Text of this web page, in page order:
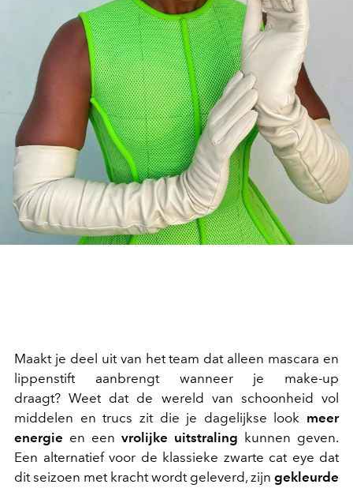
Maakt je deel uit van het team dat alleen mascara en
lippenstift
aanbrengt wanneer je make-up
draagt? Weet dat de wereld van schoonheid vol
middelen en trucs zit die je dagelijkse look meer
energie en een vrolijke uitstraling kunnen geven.
Een alternatief voor de klassieke zwarte cat eye dat
dit seizoen met kracht wordt geleverd, zijn gekleurde